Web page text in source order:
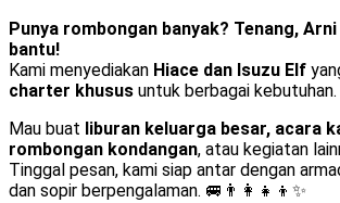
Punya rombongan banyak? Tenang,
bantu!
Kami menyediakan Hiace dan Isuzu Elf
charter khusus untuk berbagai kebutuhan.
Mau buat liburan keluarga besar, acara
rombongan kondangan, atau kegiatan
Tinggal pesan, kami siap antar dengan
dan sopir berpengalaman. 🚐👨‍👩‍👧‍👦✨